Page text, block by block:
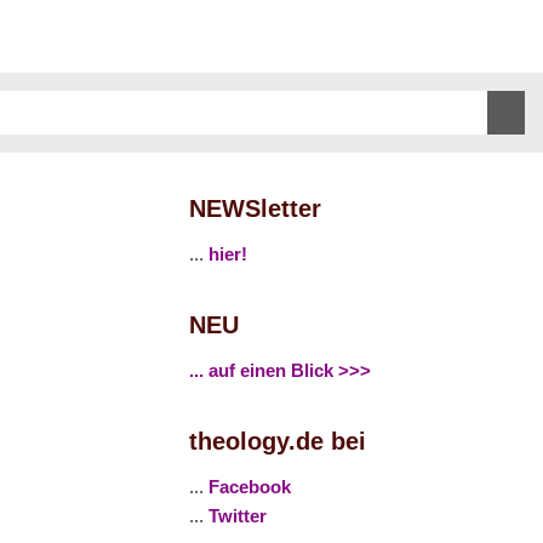
NEWSletter
... hier!
NEU
... auf einen Blick >>>
theology.de bei
... Facebook
... Twitter